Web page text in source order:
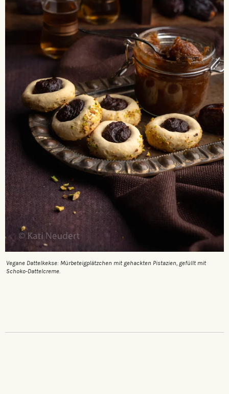
Vegane Dattelkekse: Mürbeteigplätzchen mit gehackten Pistazien, gefüllt mit
Schoko-Dattelcreme.